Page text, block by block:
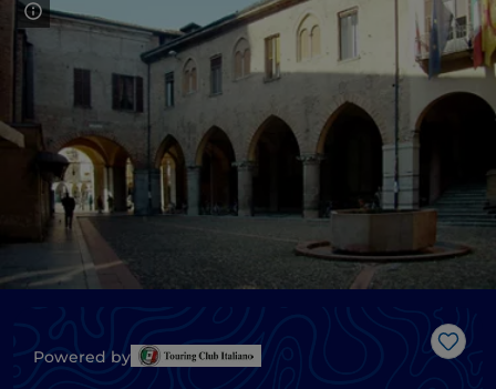
Like
Powered by